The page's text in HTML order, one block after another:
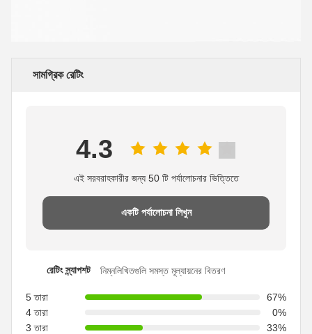
সামগ্রিক রেটিং
4.3
এই সরবরাহকারীর জন্য 50 টি পর্যালোচনার ভিত্তিতে
একটি পর্যালোচনা লিখুন
রেটিং স্ন্যাপশট নিম্নলিখিতগুলি সমস্ত মূল্যায়নের বিতরণ
5 তারা
67%
4 তারা
0%
3 তারা
33%